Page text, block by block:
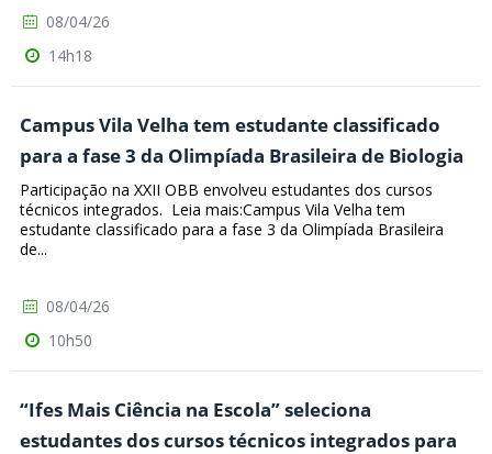
08/04/26
14h18
Campus Vila Velha tem estudante classificado
para a fase 3 da Olimpíada Brasileira de Biologia
Participação na XXII OBB envolveu estudantes dos cursos
técnicos integrados. Leia mais:Campus Vila Velha tem
estudante classificado para a fase 3 da Olimpíada Brasileira
de...
08/04/26
10h50
“Ifes Mais Ciência na Escola” seleciona
estudantes dos cursos técnicos integrados para